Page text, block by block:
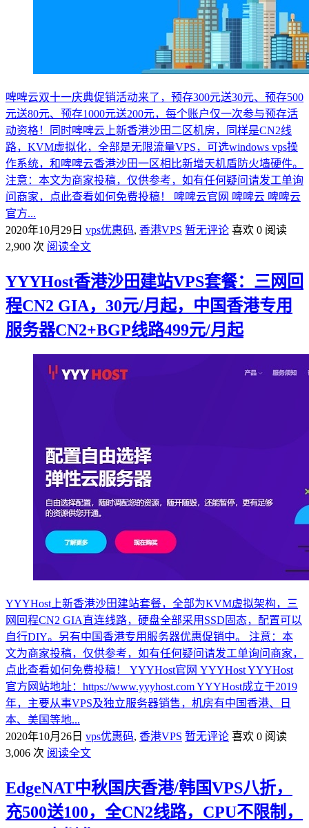
啤啤云双十一庆典促销活动来了，预存300元送30元、预存500
元送80元、预存1000元送200元，每个账户仅一次参与预存活
动资格！同时啤啤云上新香港沙田二区机房，同样是CN2线
路，KVM虚拟化，全部是无限流量VPS，可选windows vps操
作系统，和啤啤云香港沙田一区相比新增天机盾防火墙硬件。
注意：本文为商家投稿，仅供参考，如有任何疑问请发工单询
问商家，点此查看如何免费投稿！ 啤啤云官网 啤啤云 啤啤云
官方...
2020年10月29日 vps优惠码, 香港VPS 暂无评论 喜欢 0 阅读
2,900 次 阅读全文
YYYHost香港沙田建站VPS套餐：三网回
程CN2 GIA，30元/月起，中国香港专用
服务器CN2+BGP线路499元/月起
YYYHost上新香港沙田建站套餐，全部为KVM虚拟架构，三
网回程CN2 GIA直连线路，硬盘全部采用SSD固态，配置可以
自行DIY。另有中国香港专用服务器优惠促销中。 注意：本
文为商家投稿，仅供参考，如有任何疑问请发工单询问商家，
点此查看如何免费投稿！ YYYHost官网 YYYHost YYYHost
官方网站地址：https://www.yyyhost.com YYYHost成立于2019
年，主要从事VPS及独立服务器销售，机房有中国香港、日
本、美国等地...
2020年10月26日 vps优惠码, 香港VPS 暂无评论 喜欢 0 阅读
3,006 次 阅读全文
EdgeNAT中秋国庆香港/韩国VPS八折，
充500送100，全CN2线路，CPU不限制，